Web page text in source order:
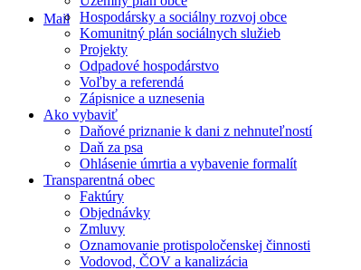
Mail
Hospodársky a sociálny rozvoj obce
Komunitný plán sociálnych služieb
Projekty
Odpadové hospodárstvo
Voľby a referendá
Zápisnice a uznesenia
Ako vybaviť
Daňové priznanie k dani z nehnuteľností
Daň za psa
Ohlásenie úmrtia a vybavenie formalít
Transparentná obec
Faktúry
Objednávky
Zmluvy
Oznamovanie protispoločenskej činnosti
Vodovod, ČOV a kanalizácia